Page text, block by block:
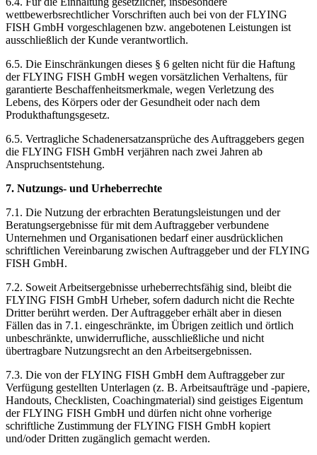
wettbewerbsrechtlicher Vorschriften auch bei von der FLYING
FISH GmbH vorgeschlagenen bzw. angebotenen Leistungen ist
ausschließlich der Kunde verantwortlich.
6.5. Die Einschränkungen dieses § 6 gelten nicht für die Haftung
der FLYING FISH GmbH wegen vorsätzlichen Verhaltens, für
garantierte Beschaffenheitsmerkmale, wegen Verletzung des
Lebens, des Körpers oder der Gesundheit oder nach dem
Produkthaftungsgesetz.
6.5. Vertragliche Schadenersatzansprüche des Auftraggebers gegen
die FLYING FISH GmbH verjähren nach zwei Jahren ab
Anspruchsentstehung.
7. Nutzungs- und Urheberrechte
7.1. Die Nutzung der erbrachten Beratungsleistungen und der
Beratungsergebnisse für mit dem Auftraggeber verbundene
Unternehmen und Organisationen bedarf einer ausdrücklichen
schriftlichen Vereinbarung zwischen Auftraggeber und der FLYING
FISH GmbH.
7.2. Soweit Arbeitsergebnisse urheberrechtsfähig sind, bleibt die
FLYING FISH GmbH Urheber, sofern dadurch nicht die Rechte
Dritter berührt werden. Der Auftraggeber erhält aber in diesen
Fällen das in 7.1. eingeschränkte, im Übrigen zeitlich und örtlich
unbeschränkte, unwiderrufliche, ausschließliche und nicht
übertragbare Nutzungsrecht an den Arbeitsergebnissen.
7.3. Die von der FLYING FISH GmbH dem Auftraggeber zur
Verfügung gestellten Unterlagen (z. B. Arbeitsaufträge und -papiere,
Handouts, Checklisten, Coachingmaterial) sind geistiges Eigentum
der FLYING FISH GmbH und dürfen nicht ohne vorherige
schriftliche Zustimmung der FLYING FISH GmbH kopiert
und/oder Dritten zugänglich gemacht werden.